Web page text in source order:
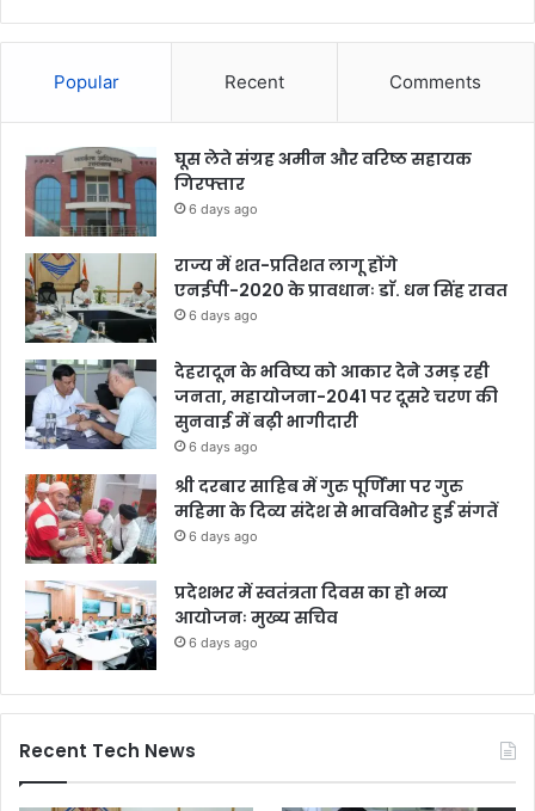
Popular Recent Comments
घूस लेते संग्रह अमीन और वरिष्ठ सहायक
गिरफ्तार
6 days ago
राज्य में शत-प्रतिशत लागू होंगे
एनईपी-2020 के प्रावधानः डाॅ. धन सिंह रावत
6 days ago
देहरादून के भविष्य को आकार देने उमड़ रही
जनता, महायोजना-2041 पर दूसरे चरण की
सुनवाई में बढ़ी भागीदारी
6 days ago
श्री दरबार साहिब में गुरु पूर्णिमा पर गुरु
महिमा के दिव्य संदेश से भावविभोर हुई संगतें
6 days ago
प्रदेशभर में स्वतंत्रता दिवस का हो भव्य
आयोजनः मुख्य सचिव
6 days ago
Recent Tech News